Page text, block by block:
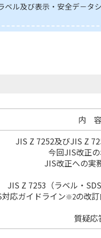
ル及び表示・安全デ－タ
内 容
JIS Z 7252及びJIS Z
今回JIS改正
JIS改正への実
JIS Z 7253（ラベル・
対応ガイドライン※2の改
質疑応